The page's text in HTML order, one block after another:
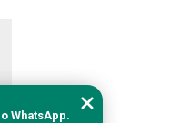
WhatsApp.